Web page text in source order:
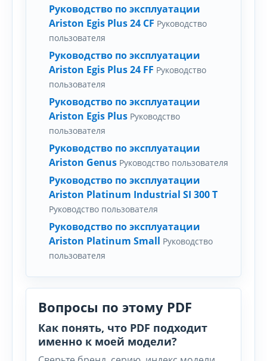
Руководство по эксплуатации
Ariston Egis Plus 24 CF Руководство
пользователя
Руководство по эксплуатации
Ariston Egis Plus 24 FF Руководство
пользователя
Руководство по эксплуатации
Ariston Egis Plus Руководство
пользователя
Руководство по эксплуатации
Ariston Genus Руководство пользователя
Руководство по эксплуатации
Ariston Platinum Industrial SI 300 T
Руководство пользователя
Руководство по эксплуатации
Ariston Platinum Small Руководство
пользователя
Вопросы по этому PDF
Как понять, что PDF подходит
именно к моей модели?